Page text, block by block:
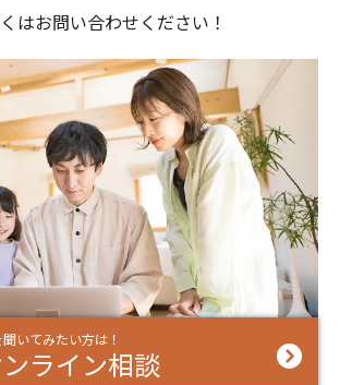
はお問い合わせください！
いてみたい方は！
ライン相談